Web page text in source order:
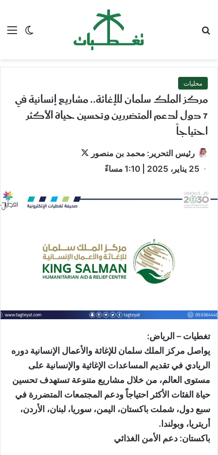
الوضع
محليات
مركز الملك سلمان للإغاثة.. مشاريع إنسانية في
7 دول لدعم المتضررين وتحسين حياة الأكثر
احتياجاً
رئيس التحرير: محمد بن منصور
25 يناير، 2025 | 1:10 مساءً
تغطيات – الرياض:
يواصل مركز الملك سلمان للإغاثة والأعمال الإنسانية دوره
الريادي في تقديم المساعدات الإغاثية والإنسانية على
مستوى العالم، من خلال مشاريع متنوعة تستهدف تحسين
حياة الفئات الأكثر احتياجاً ودعم المجتمعات المتضررة في
سبع دول، شملت باكستان، اليمن، سوريا، لبنان، الأردن،
أريتريا، وبولندا.
باكستان: دعم الأمن الغذائي